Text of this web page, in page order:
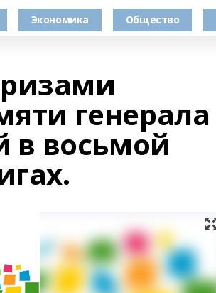
Экономика Общество
генерала
в восьмой